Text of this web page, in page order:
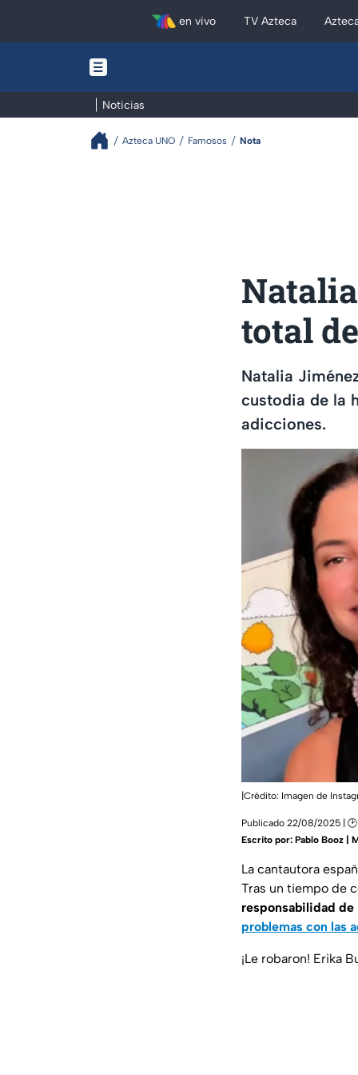
en vivo TV Azteca
Noticias
Azteca UNO Famosos Nota
total
Natalia
custodia de la
adicciones.
|Crédito: Imagen de
Publicado 22/08/2025 | 🕑
Escrito por: Pablo Booz |
La cantautora
Tras un tiempo de
responsabilidad de
problemas con las
¡Le robaron! Erika